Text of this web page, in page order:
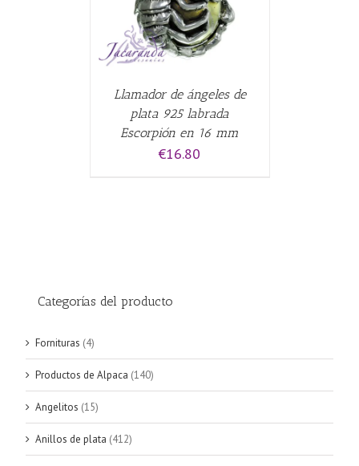
Llamador de ángeles de
plata 925 labrada
Escorpión en 16 mm
€16.80
Categorías del producto
Fornituras (4)
Productos de Alpaca (140)
Angelitos (15)
Anillos de plata (412)